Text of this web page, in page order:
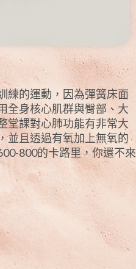
練的運動，因為彈簧床面
全身核心肌群與臀部、大
堂課對心肺功能有非常大
並且透過有氧加上無氧的
800的卡路里，你還不來